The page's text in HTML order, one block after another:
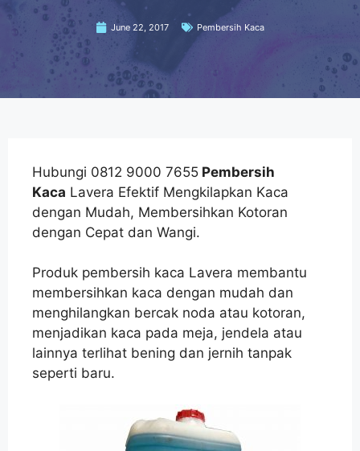
June 22, 2017 Pembersih Kaca
Hubungi 0812 9000 7655 Pembersih
Kaca Lavera Efektif Mengkilapkan Kaca
dengan Mudah, Membersihkan Kotoran
dengan Cepat dan Wangi.
Produk pembersih kaca Lavera membantu
membersihkan kaca dengan mudah dan
menghilangkan bercak noda atau kotoran,
menjadikan kaca pada meja, jendela atau
lainnya terlihat bening dan jernih tanpak
seperti baru.